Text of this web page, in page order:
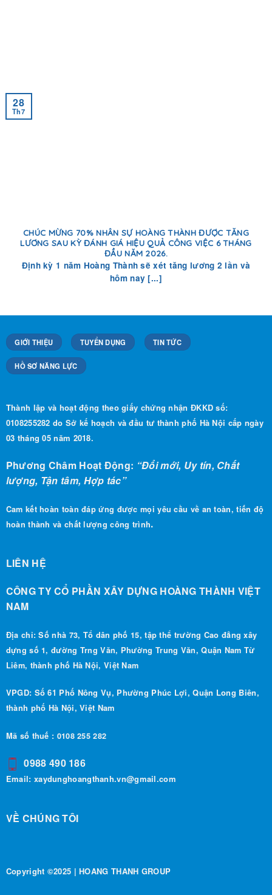
CHÚC MỪNG 70% NHÂN SỰ HOÀNG THÀNH ĐƯỢC TĂNG
LƯƠNG SAU KỲ ĐÁNH GIÁ HIỆU QUẢ CÔNG VIỆC 6 THÁNG
ĐẦU NĂM 2026.
Định kỳ 1 năm Hoàng Thành sẽ xét tăng lương 2 lần và
hôm nay [...]
28
Th7
GIỚI THIỆU TUYỂN DỤNG TIN TỨC
HỒ SƠ NĂNG LỰC
Thành lập và hoạt động theo giấy chứng nhận ĐKKD số:
0108255282 do Sở kế hoạch và đầu tư thành phố Hà Nội cấp ngày
03 tháng 05 năm 2018.
Phương Châm Hoạt Động: “Đổi mới, Uy tín, Chất
lượng, Tận tâm, Hợp tác”
Cam kết hoàn toàn đáp ứng được mọi yêu cầu về an toàn, tiến độ
hoàn thành và chất lượng công trình.
LIÊN HỆ
CÔNG TY CỔ PHẦN XÂY DỰNG HOÀNG THÀNH VIỆT
NAM
Địa chỉ: Số nhà 73, Tổ dân phố 15, tập thể trường Cao đẳng xây
dựng số 1, đường Trng Văn, Phường Trung Văn, Quận Nam Từ
Liêm, thành phố Hà Nội, Việt Nam
VPGD: Số 61 Phố Nông Vụ, Phường Phúc Lợi, Quận Long Biên,
thành phố Hà Nội, Việt Nam
Mã số thuế : 0108 255 282
0988 490 186
Email: xaydunghoangthanh.vn@gmail.com
VỀ CHÚNG TÔI
Copyright ©2025 | HOANG THANH GROUP